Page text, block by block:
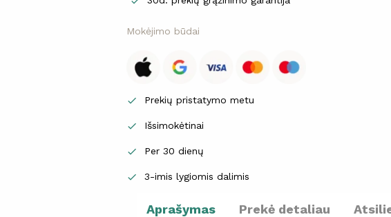
Mokėjimo būdai
 Prekių pristatymo metu
 Išsimokėtinai
 Per 30 dienų
 3-imis lygiomis dalimis
Aprašymas Prekė detaliau